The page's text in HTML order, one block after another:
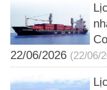
22/06/2026 (22/06/